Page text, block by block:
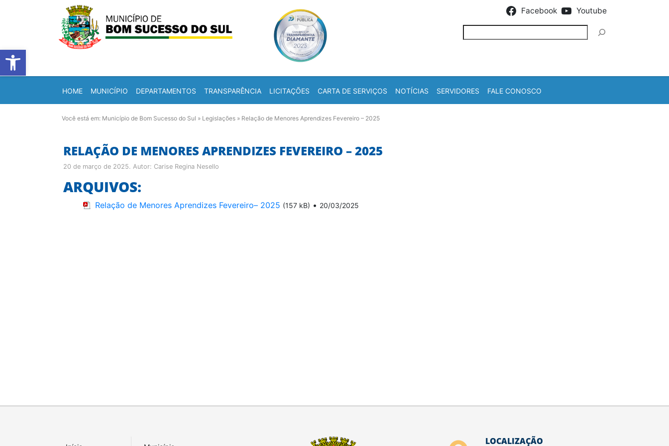
Barra de Ferramentas Aberta
Facebook Youtube
HOME MUNICÍPIO DEPARTAMENTOS TRANSPARÊNCIA LICITAÇÕES CARTA DE SERVIÇOS NOTÍCIAS SERVIDORES FALE CONOSCO
Você está em: Município de Bom Sucesso do Sul » Legislações » Relação de Menores Aprendizes Fevereiro – 2025
RELAÇÃO DE MENORES APRENDIZES FEVEREIRO – 2025
20 de março de 2025. Autor: Carise Regina Nesello
ARQUIVOS:
Relação de Menores Aprendizes Fevereiro– 2025 (157 kB) • 20/03/2025
LOCALIZAÇÃO